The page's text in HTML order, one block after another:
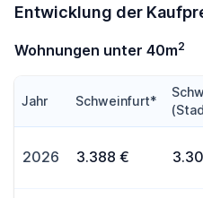
Entwicklung der
Wohnungen unter 40m2
Jahr Schweinfurt*
2026 3.388 €